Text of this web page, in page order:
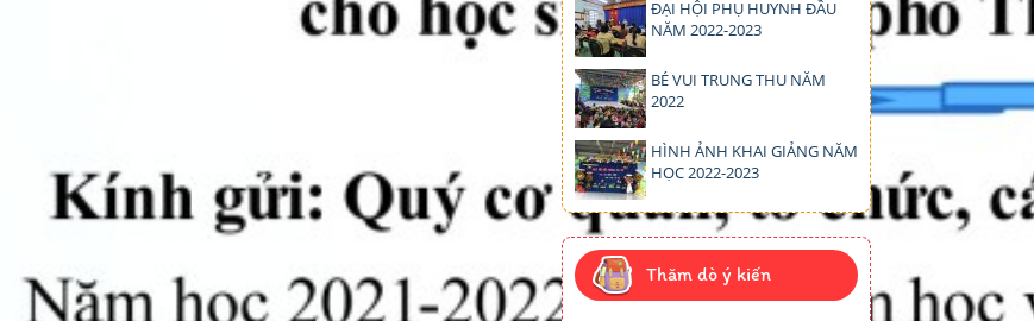
ĐẠI HỘI PHỤ HUYNH ĐẦU
NĂM 2022-2023
BÉ VUI TRUNG THU NĂM
2022
HÌNH ẢNH KHAI GIẢNG NĂM
HỌC 2022-2023
Thăm dò ý kiến